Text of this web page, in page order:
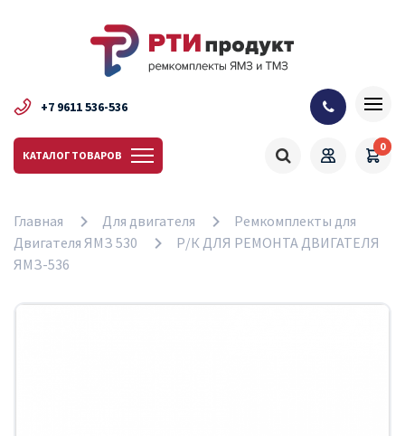
+7 9611 536-536
КАТАЛОГ ТОВАРОВ
0
Главная Для двигателя
Ремкомплекты для
Двигателя ЯМЗ 530
Р/К ДЛЯ РЕМОНТА ДВИГАТЕЛЯ
ЯМЗ-536